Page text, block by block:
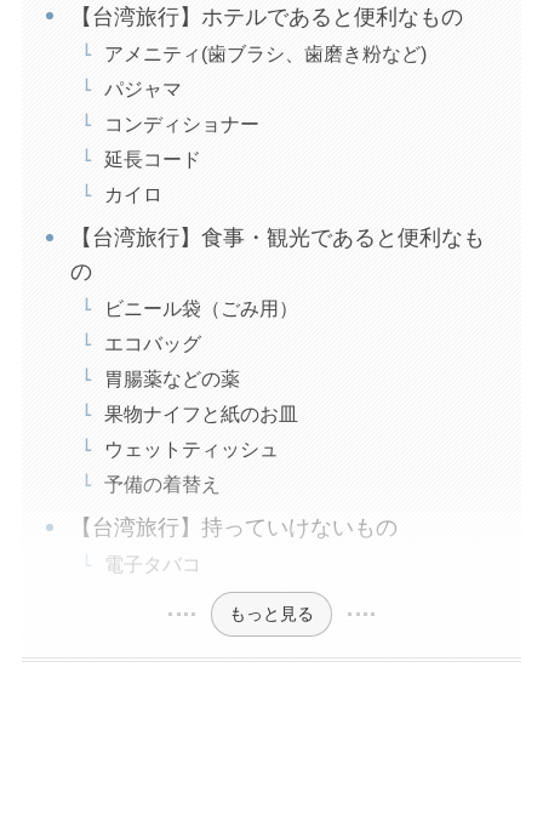
【台湾旅行】ホテルであると便利なもの
アメニティ(歯ブラシ、歯磨き粉など)
パジャマ
コンディショナー
延長コード
カイロ
【台湾旅行】食事・観光であると便利なも
の
ビニール袋（ごみ用）
エコバッグ
胃腸薬などの薬
果物ナイフと紙のお皿
ウェットティッシュ
予備の着替え
【台湾旅行】持っていけないもの
電子タバコ
もっと見る